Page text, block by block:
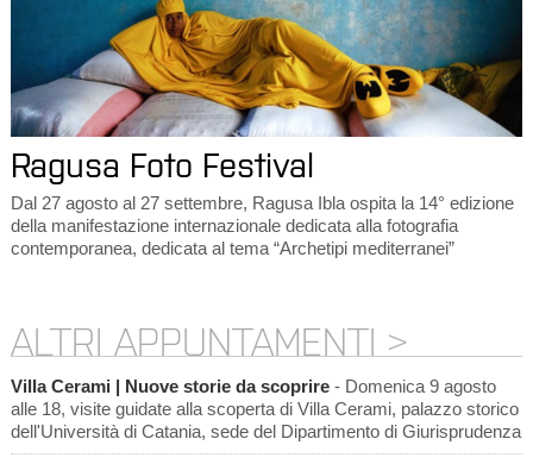
Ragusa Foto Festival
Dal 27 agosto al 27 settembre, Ragusa Ibla ospita la 14° edizione
della manifestazione internazionale dedicata alla fotografia
contemporanea, dedicata al tema “Archetipi mediterranei”
ALTRI APPUNTAMENTI >
Villa Cerami | Nuove storie da scoprire- Domenica 9 agosto
alle 18, visite guidate alla scoperta di Villa Cerami, palazzo storico
dell'Università di Catania, sede del Dipartimento di Giurisprudenza